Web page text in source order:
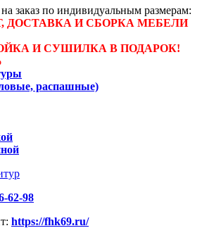
заказ по индивидуальным размерам:
ДОСТАВКА И СБОРКА МЕБЕЛИ
И СУШИЛКА В ПОДАРОК!
распашные)
62-98
https://fhk69.ru/